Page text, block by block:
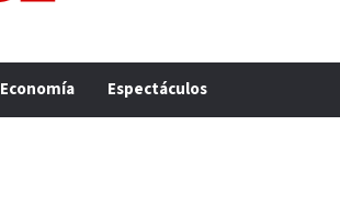
Economía Espectáculos